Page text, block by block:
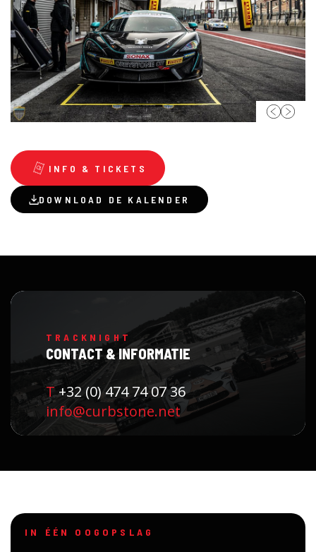
INFO & TICKETS
DOWNLOAD DE KALENDER
TRACKNIGHT
CONTACT & INFORMATIE
T+32 (0) 474 74 07 36
info@curbstone.net
IN ÉÉN OOGOPSLAG